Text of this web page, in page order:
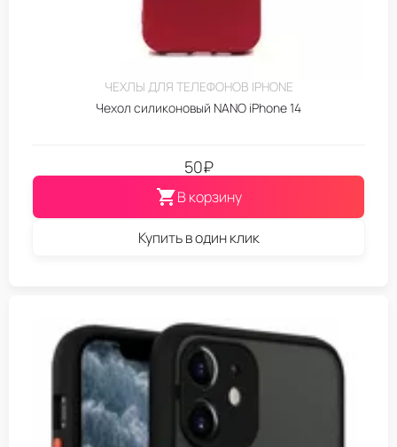
ЧЕХЛЫ ДЛЯ ТЕЛЕФОНОВ IPHONE
Чехол силиконовый NANO iPhone 14
50₽
В корзину
Купить в один клик